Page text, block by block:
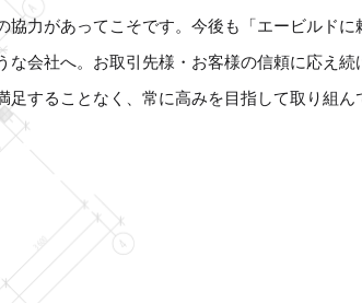
協力があってこそです。今後も「エービルド
な会社へ。お取引先様・お客様の信頼に応え
足することなく、常に高みを目指して取り組ん